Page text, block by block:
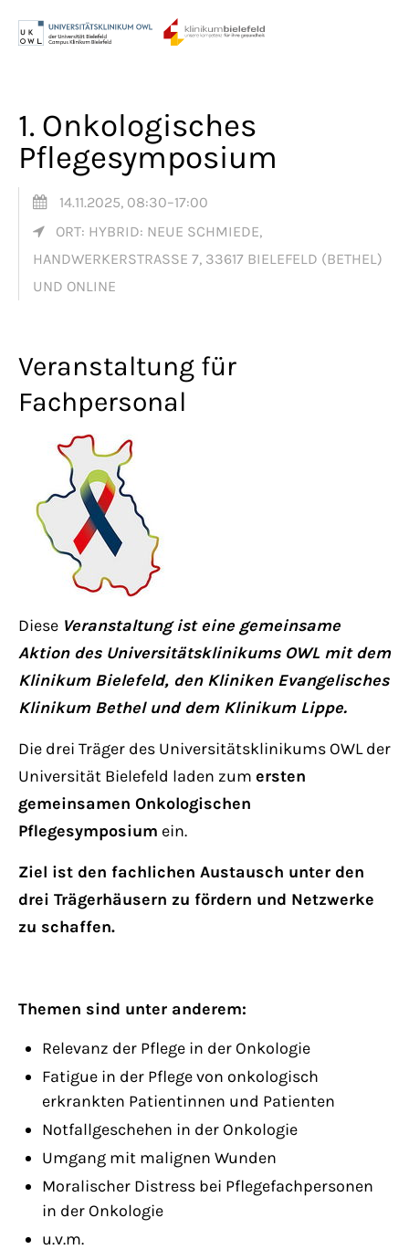
Support
Lorem ipsum dolor sit amet:
24h/ 365days
We offer support for our customers
Get in touch
Cybersteel Inc.
San Francisco, CA 94102
Have any questions?
Drop us a line
info@yourdomain.com
adipiscing elit.
Aenean commodo ligula eget dolor. Aenean
massa. Cum sociis natoque penatibus et
magnis dis parturient montes, nascetur
ridiculus mus. Donec quam felis, ultricies
nec.
1. Onkologisches
Pflegesymposium
14.11.2025, 08:30–17:00
ORT: HYBRID: NEUE SCHMIEDE,
HANDWERKERSTRASSE 7, 33617 BIELEFELD (BETHEL) U
ND ONLINE
Veranstaltung für
Fachpersonal
Diese Veranstaltung ist eine gemeinsame
Aktion des Universitätsklinikums OWL mit dem
Klinikum Bielefeld, den Kliniken Evangelisches
Klinikum Bethel und dem Klinikum Lippe.
Die drei Träger des Universitätsklinikums OWL der
Universität Bielefeld laden zum ersten
gemeinsamen Onkologischen
Pflegesymposium ein.
Ziel ist den fachlichen Austausch unter den
drei Trägerhäusern zu fördern und Netzwerke
zu schaffen.
Themen sind unter anderem:
Relevanz der Pflege in der Onkologie
Fatigue in der Pflege von onkologisch
erkrankten Patientinnen und Patienten
Notfallgeschehen in der Onkologie
Umgang mit malignen Wunden
Moralischer Distress bei Pflegefachpersonen
in der Onkologie
u.v.m.